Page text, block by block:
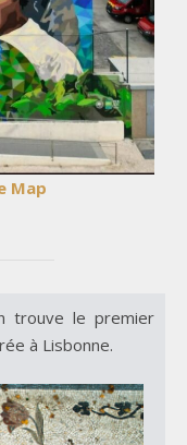
Map
trouve le premier
à Lisbonne.